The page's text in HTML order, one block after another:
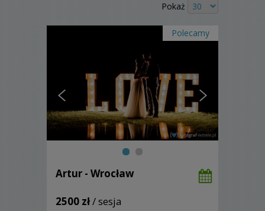
Pokaż
Polecamy
Artur - Wrocław
2500 zł/ sesja